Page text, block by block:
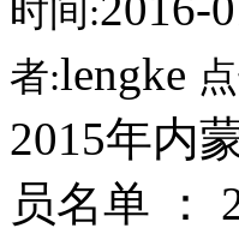
时间:
者:lengke
2015年内
员名单 ：